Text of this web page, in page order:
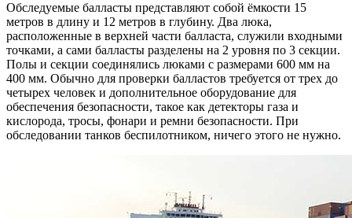
Обследуемые балласты представляют собой ёмкости 15
метров в длину и 12 метров в глубину. Два люка,
расположенные в верхней части балласта, служили входными
точками, а сами балласты разделены на 2 уровня по 3 секции.
Полы и секции соединялись люками с размерами 600 мм на
400 мм. Обычно для проверки балластов требуется от трех до
четырех человек и дополнительное оборудование для
обеспечения безопасности, такое как детекторы газа и
кислорода, тросы, фонари и ремни безопасности. При
обследовании танков беспилотником, ничего этого не нужно.